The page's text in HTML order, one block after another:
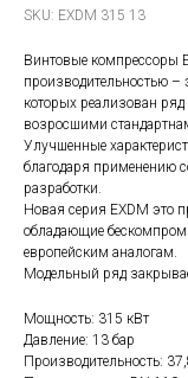
SKU: EXDM 315 13
Винтовые компрессоры
производительностью
которых реализован
возросшими
Улучшенные
благодаря применению
разработки.
Новая серия EXDM это
обладающие
европейским аналогам.
Модельный ряд
Мощность: 315 кВт
Давление: 13 бар
Производительность: